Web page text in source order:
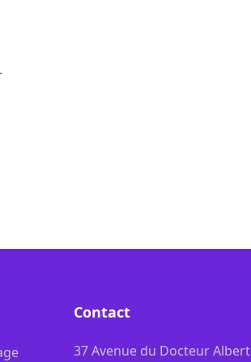
Contact
37 Avenue du Docteur Albert